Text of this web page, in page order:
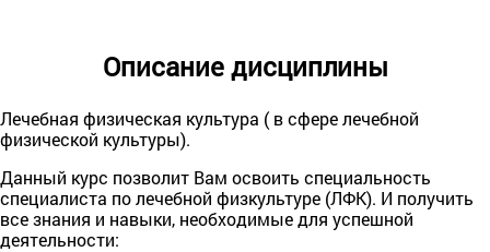
Описание дисциплины
Лечебная физическая культура ( в сфере лечебной
физической культуры).
Данный курс позволит Вам освоить специальность
специалиста по лечебной физкультуре (ЛФК). И получить
все знания и навыки, необходимые для успешной
деятельности: